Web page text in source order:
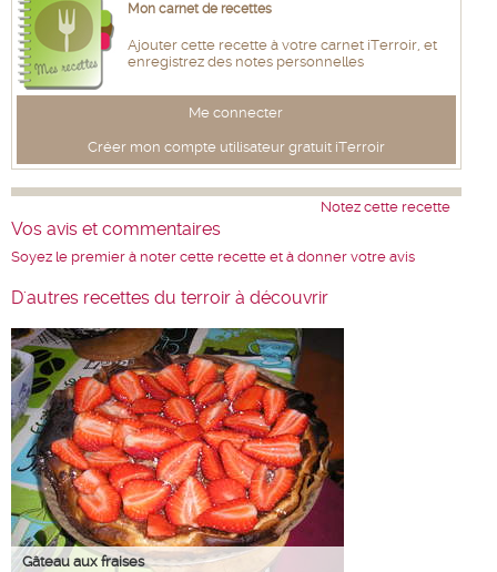
Mon carnet de recettes
Ajouter cette recette à votre carnet iTerroir, et
enregistrez des notes personnelles
Me connecter
Créer mon compte utilisateur gratuit iTerroir
Notez cette recette
Vos avis et commentaires
Soyez le premier à noter cette recette et à donner votre avis
D'autres recettes du terroir à découvrir
Gâteau aux fraises